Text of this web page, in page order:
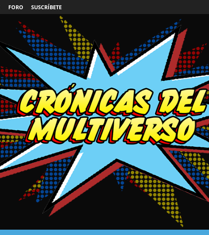
FORO SUSCRÍBETE